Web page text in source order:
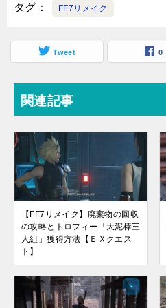
タグ FF7リメイク
Tweet 0
関連記事
【FF7リメイク】廃棄物の回収
の攻略とトロフィー「大泥棒三
人組」獲得方法【ＥＸクエス
ト】